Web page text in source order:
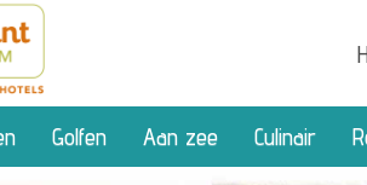
Golfen Aan zee Culinair